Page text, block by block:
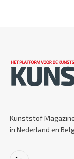
Kunststof
in Nederland en